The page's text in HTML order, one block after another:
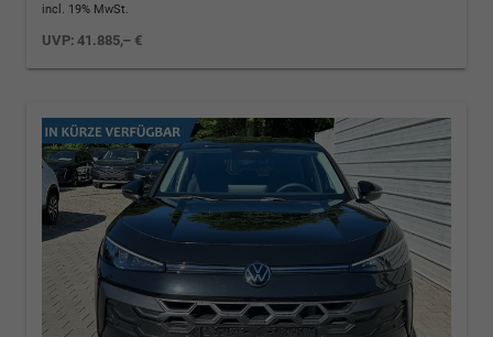
incl. 19% MwSt.
UVP:41.885,– €